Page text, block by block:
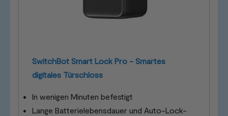
SwitchBot Smart Lock Pro - Smartes
digitales Türschloss
In wenigen Minuten befestigt
Lange Batterielebensdauer und Auto-Lock-